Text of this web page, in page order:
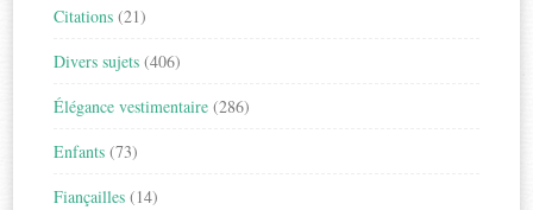
Citations (21)
Divers sujets (406)
Élégance vestimentaire (286)
Enfants (73)
Fiançailles (14)